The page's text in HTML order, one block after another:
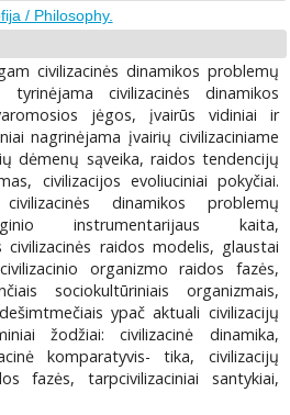
/ Philosophy.
civilizacinės dinamikos problemų
civilizacinės dinamikos
jėgos, įvairūs vidiniai ir
nagrinėjama įvairių civilizaciniame
dėmenų sąveika, raidos tendencijų
civilizacijos evoliuciniai pokyčiai.
dinamikos problemų
instrumentarijaus kaita,
raidos modelis, glaustai
organizmo raidos fazės,
sociokultūriniais organizmais,
ypač aktuali civilizacijų
žodžiai: civilizacinė dinamika,
komparatyvis- tika, civilizacijų
fazės, tarpcivilizaciniai santykiai,